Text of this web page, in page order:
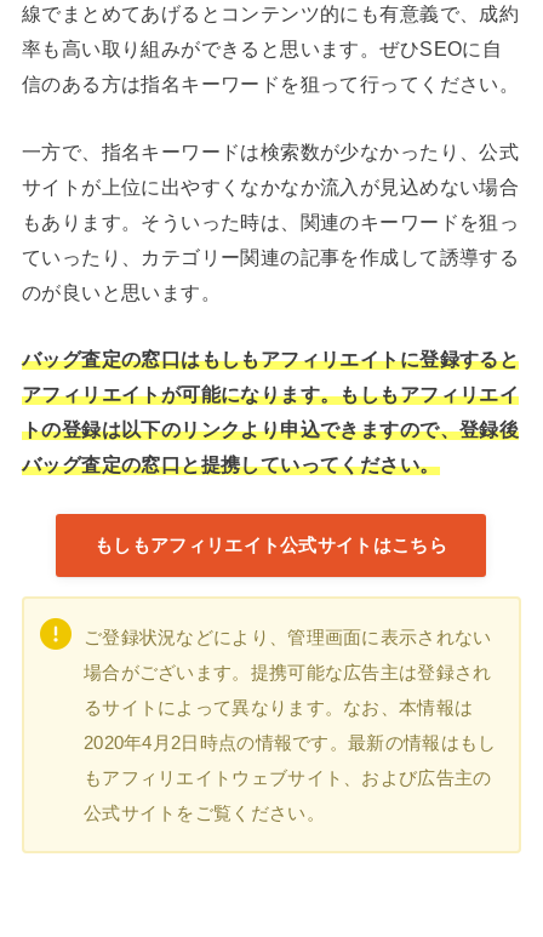
線でまとめてあげるとコンテンツ的にも有意義で、成約
率も高い取り組みができると思います。ぜひSEOに自
信のある方は指名キーワードを狙って行ってください。
一方で、指名キーワードは検索数が少なかったり、公式
サイトが上位に出やすくなかなか流入が見込めない場合
もあります。そういった時は、関連のキーワードを狙っ
ていったり、カテゴリー関連の記事を作成して誘導する
のが良いと思います。
バッグ査定の窓口はもしもアフィリエイトに登録すると
アフィリエイトが可能になります。もしもアフィリエイ
トの登録は以下のリンクより申込できますので、登録後
バッグ査定の窓口と提携していってください。
もしもアフィリエイト公式サイトはこちら
ご登録状況などにより、管理画面に表示されない
場合がございます。提携可能な広告主は登録され
るサイトによって異なります。なお、本情報は
2020年4月2日時点の情報です。最新の情報はもし
もアフィリエイトウェブサイト、および広告主の
公式サイトをご覧ください。